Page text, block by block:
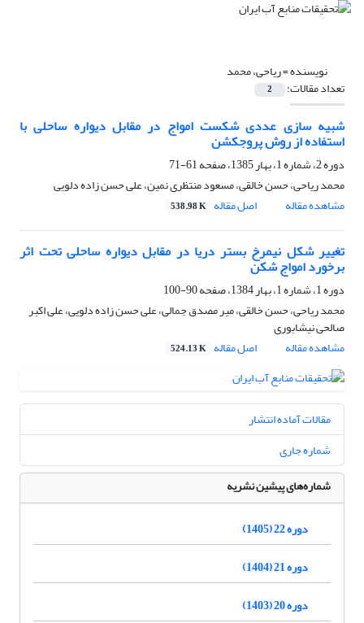
نویسنده =ریاحی، محمد
تعداد مقالات: 2
شبیه سازی عددی شکست امواج در مقابل دیواره ساحلی با
استفاده از روش پروجکشن
دوره 2، شماره 1، بهار 1385، صفحه
61-71
محمد ریاحی، حسن خالقی، مسعود منتظری نمین، علی حسن زاده دلویی
مشاهده مقاله
اصل مقاله 538.98 K
تغییر شکل نیمرخ بستر دریا در مقابل دیواره ساحلی تحت اثر
برخورد امواج شکن
دوره 1، شماره 1، بهار 1384، صفحه
90-100
محمد ریاحی، حسن خالقی، میر مصدق جمالی، علی حسن زاده دلویی، علی اکبر
صالحی نیشابوری
مشاهده مقاله
اصل مقاله 524.13 K
مقالات آماده انتشار
شماره جاری
شماره‌های پیشین نشریه
دوره 22 (1405)
دوره 21 (1404)
دوره 20 (1403)